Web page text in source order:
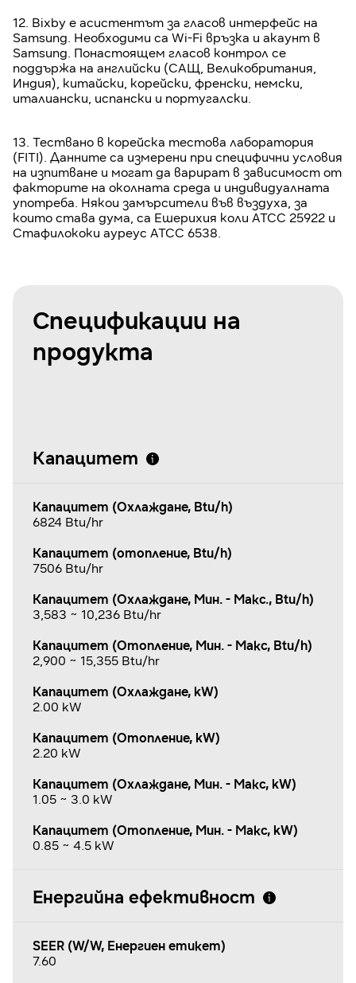
12. Bixby е асистентът за гласов интерфейс на
Samsung. Необходими са Wi-Fi връзка и акаунт в
Samsung. Понастоящем гласов контрол се
поддържа на английски (САЩ, Великобритания,
Индия), китайски, корейски, френски, немски,
италиански, испански и португалски.
13. Тествано в корейска тестова лаборатория
(FITI). Данните са измерени при специфични условия
на изпитване и могат да варират в зависимост от
факторите на околната среда и индивидуалната
употреба. Някои замърсители във въздуха, за
които става дума, са Ешерихия коли ATCC 25922 и
Стафилококи ауреус ATCC 6538.
Спецификации на
продукта
Капацитет
Капацитет (Охлаждане, Btu/h)
6824 Btu/hr
Капацитет (отопление, Btu/h)
7506 Btu/hr
Капацитет (Охлаждане, Мин. - Макс., Btu/h)
3,583 ~ 10,236 Btu/hr
Капацитет (Отопление, Мин. - Макс, Btu/h)
2,900 ~ 15,355 Btu/hr
Капацитет (Охлаждане, kW)
2.00 kW
Капацитет (Отопление, kW)
2.20 kW
Капацитет (Охлаждане, Мин. - Макс, kW)
1.05 ~ 3.0 kW
Капацитет (Отопление, Мин. - Макс, kW)
0.85 ~ 4.5 kW
Енергийна ефективност
SEER (W/W, Енергиен етикет)
7.60